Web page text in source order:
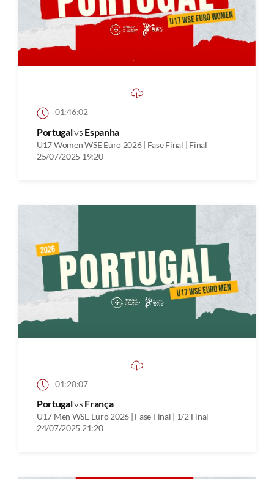
01:46:02
Portugalvs Espanha
U17 Women WSE Euro 2026 | Fase Final | Final
25/07/2025 19:20
01:28:07
Portugalvs França
U17 Men WSE Euro 2026 | Fase Final | 1/2 Final
24/07/2025 21:20